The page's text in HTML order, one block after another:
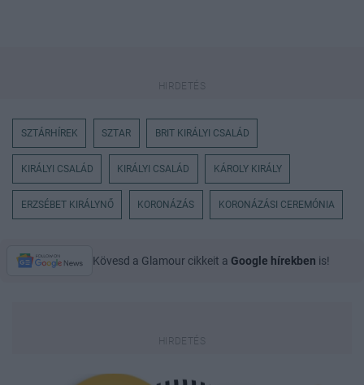
SZTÁRHÍREK SZTAR BRIT KIRÁLYI CSALÁD
KIRÁLYI CSALÁD KIRÁLYI CSALÁD KÁROLY KIRÁLY
ERZSÉBET KIRÁLYNŐ KORONÁZÁS KORONÁZÁSI CEREMÓNIA
Kövesd a Glamour cikkeit a Google hírekben is!